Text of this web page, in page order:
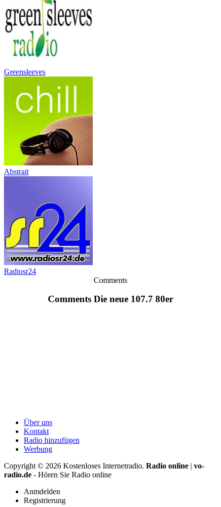
Greensleeves
Abstrait
Radiosr24
Comments
Comments Die neue 107.7 80er
Über uns
Kontakt
Radio hinzufügen
Werbung
Copyright © 2026 Kostenloses Internetradio. Radio online | vo-
radio.de - Hören Sie Radio online
Anmdelden
Registrierung